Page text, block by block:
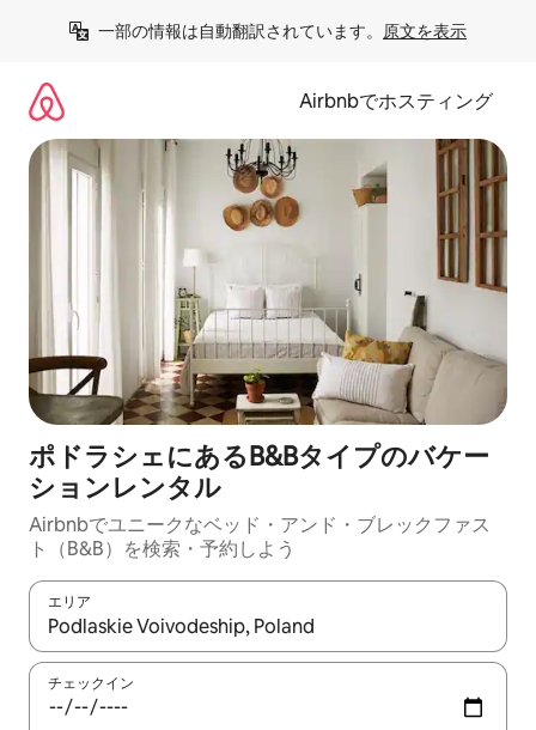
一部の情報は自動翻訳されています。 原文を表示
Airbnbでホスティング
ポドラシェにあるB&Bタイプのバケー
ションレンタル
Airbnbでユニークなベッド・アンド・ブレックファス
ト（B&B）を検索・予約しよう
エリア
検索結果が表示されたら、上下の矢印キーを使って移動するか
チェックイン